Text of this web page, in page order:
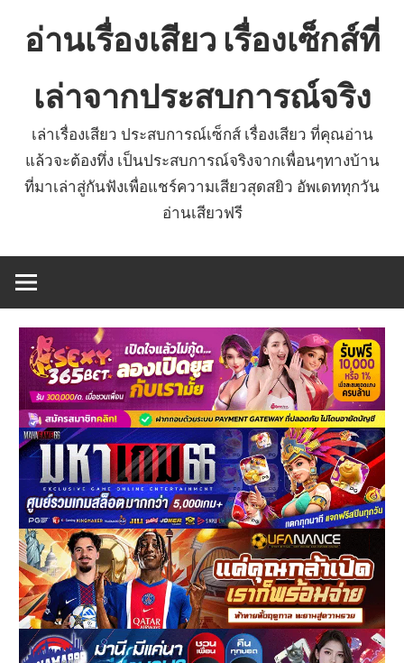
อ่านเรื่องเสียว เรื่องเซ็กส์ที่
เล่าจากประสบการณ์จริง
เล่าเรื่องเสียว ประสบการณ์เซ็กส์ เรื่องเสียว ที่คุณอ่าน
แล้วจะต้องทึ่ง เป็นประสบการณ์จริงจากเพื่อนๆทางบ้าน
ที่มาเล่าสู่กันฟังเพื่อแชร์ความเสียวสุดสยิว อัพเดททุกวัน
อ่านเสียวฟรี